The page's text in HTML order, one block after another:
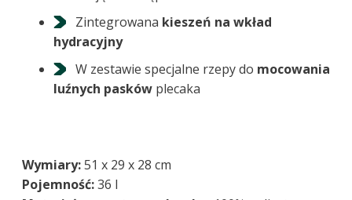
Zintegrowana kieszeń na wkład
hydracyjny
W zestawie specjalne rzepy do mocowania
luźnych pasków plecaka
Wymiary:51 x 29 x 28 cm
Pojemność:36 l